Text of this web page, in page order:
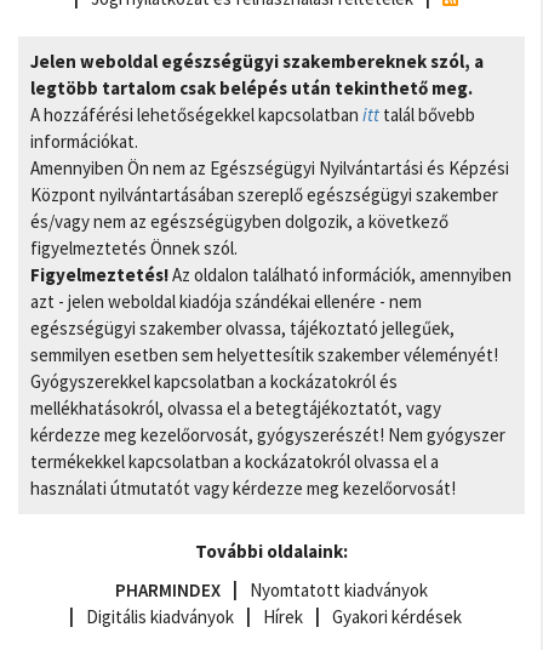
Jelen weboldal egészségügyi szakembereknek szól, a
legtöbb tartalom csak belépés után tekinthető meg.
A hozzáférési lehetőségekkel kapcsolatban itt talál bővebb
információkat.
Amennyiben Ön nem az Egészségügyi Nyilvántartási és Képzési
Központ nyilvántartásában szereplő egészségügyi szakember
és/vagy nem az egészségügyben dolgozik, a következő
figyelmeztetés Önnek szól.
Figyelmeztetés!Az oldalon található információk, amennyiben
azt - jelen weboldal kiadója szándékai ellenére - nem
egészségügyi szakember olvassa, tájékoztató jellegűek,
semmilyen esetben sem helyettesítik szakember véleményét!
Gyógyszerekkel kapcsolatban a kockázatokról és
mellékhatásokról, olvassa el a betegtájékoztatót, vagy
kérdezze meg kezelőorvosát, gyógyszerészét! Nem gyógyszer
termékekkel kapcsolatban a kockázatokról olvassa el a
használati útmutatót vagy kérdezze meg kezelőorvosát!
További oldalaink:
PHARMINDEX
Nyomtatott kiadványok
Digitális kiadványok
Hírek Gyakori kérdések